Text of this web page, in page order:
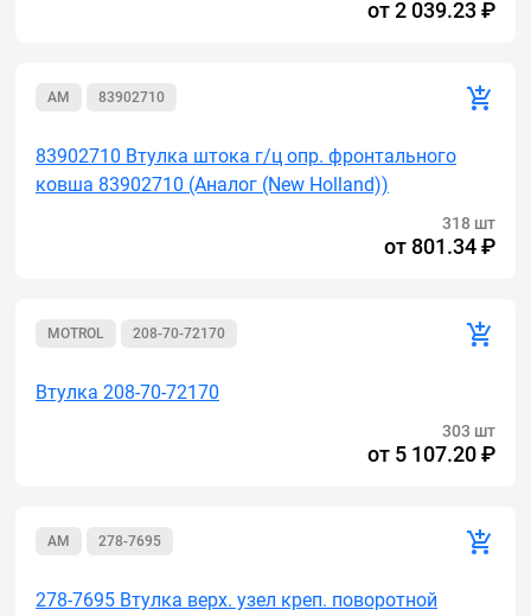
от2 039.23 ₽
AM 83902710
83902710 Втулка штока г/ц опр. фронтального
ковша 83902710 (Аналог (New Holland))
318 шт
от 801.34 ₽
MOTROL 208-70-72170
Втулка 208-70-72170
303 шт
от 5 107.20 ₽
AM 278-7695
278-7695 Втулка верх. узел креп. поворотной